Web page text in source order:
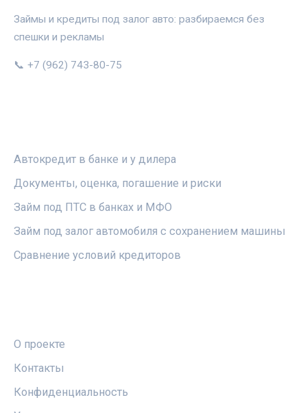
Займы и кредиты под залог авто: разбираемся без
спешки и рекламы
📞 +7 (962) 743-80-75
Автокредит в банке и у дилера
Документы, оценка, погашение и риски
Займ под ПТС в банках и МФО
Займ под залог автомобиля с сохранением машины
Сравнение условий кредиторов
О проекте
Контакты
Конфиденциальность